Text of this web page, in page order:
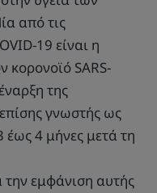
από τις
19 είναι η
κορονοϊό SARS-
της
γνωστής ως
έως 4 μήνες μετά τη
την εμφάνιση αυτής